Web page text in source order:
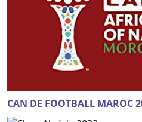
CAN DE FOOTBALL MAROC